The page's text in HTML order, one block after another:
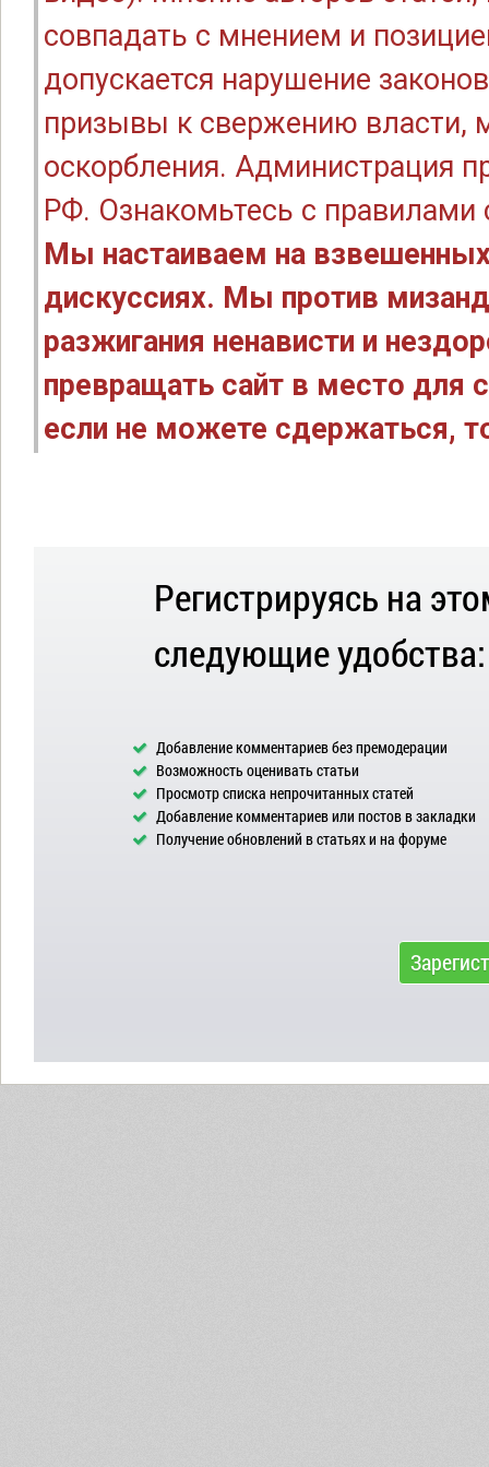
совпадать с мнением и
допускается нарушение
призывы к свержению власти,
оскорбления. Администрация
РФ. Ознакомьтесь с правилами
Мы настаиваем на
дискуссиях. Мы против
разжигания ненависти и
превращать сайт в место для
если не можете сдержаться,
Регистрируясь на
следующие удобства:
Добавление комментариев без премодерации
Возможность оценивать статьи
Просмотр списка непрочитанных статей
Добавление комментариев или постов в закладки
Получение обновлений в статьях и на форуме